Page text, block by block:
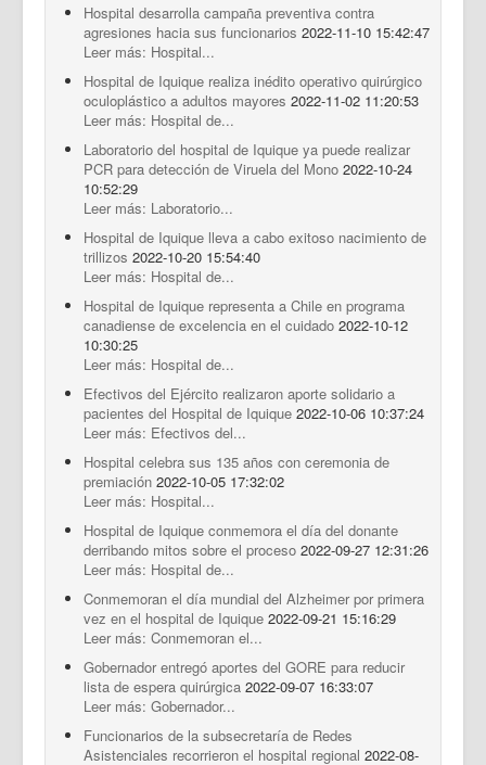
Hospital desarrolla campaña preventiva contra
agresiones hacia sus funcionarios 2022-11-10 15:42:47
Leer más: Hospital...
Hospital de Iquique realiza inédito operativo quirúrgico
oculoplástico a adultos mayores 2022-11-02 11:20:53
Leer más: Hospital de...
Laboratorio del hospital de Iquique ya puede realizar
PCR para detección de Viruela del Mono 2022-10-24
10:52:29
Leer más: Laboratorio...
Hospital de Iquique lleva a cabo exitoso nacimiento de
trillizos 2022-10-20 15:54:40
Leer más: Hospital de...
Hospital de Iquique representa a Chile en programa
canadiense de excelencia en el cuidado 2022-10-12
10:30:25
Leer más: Hospital de...
Efectivos del Ejército realizaron aporte solidario a
pacientes del Hospital de Iquique 2022-10-06 10:37:24
Leer más: Efectivos del...
Hospital celebra sus 135 años con ceremonia de
premiación 2022-10-05 17:32:02
Leer más: Hospital...
Hospital de Iquique conmemora el día del donante
derribando mitos sobre el proceso 2022-09-27 12:31:26
Leer más: Hospital de...
Conmemoran el día mundial del Alzheimer por primera
vez en el hospital de Iquique 2022-09-21 15:16:29
Leer más: Conmemoran el...
Gobernador entregó aportes del GORE para reducir
lista de espera quirúrgica 2022-09-07 16:33:07
Leer más: Gobernador...
Funcionarios de la subsecretaría de Redes
Asistenciales recorrieron el hospital regional 2022-08-